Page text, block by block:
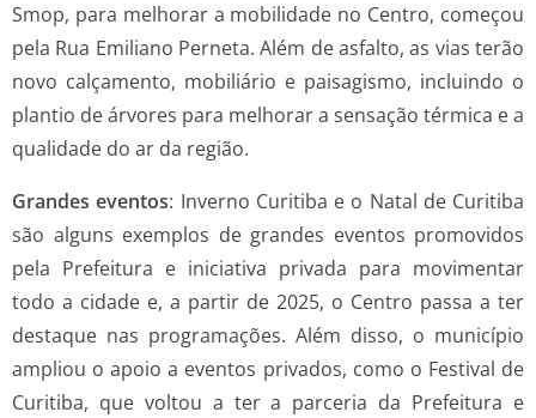
Smop, para melhorar a mobilidade no Centro, começou
pela Rua Emiliano Perneta. Além de asfalto, as vias terão
novo calçamento, mobiliário e paisagismo, incluindo o
plantio de árvores para melhorar a sensação térmica e a
qualidade do ar da região.
Grandes eventos: Inverno Curitiba e o Natal de Curitiba
são alguns exemplos de grandes eventos promovidos
pela Prefeitura e iniciativa privada para movimentar
todo a cidade e, a partir de 2025, o Centro passa a ter
destaque nas programações. Além disso, o município
ampliou o apoio a eventos privados, como o Festival de
Curitiba, que voltou a ter a parceria da Prefeitura e